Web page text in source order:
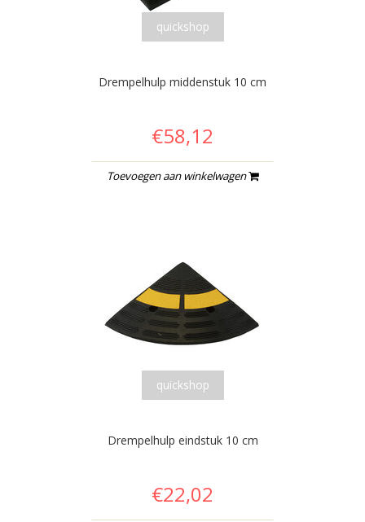
quickshop
Drempelhulp middenstuk 10 cm
€58,12
Toevoegen aan winkelwagen
quickshop
Drempelhulp eindstuk 10 cm
€22,02